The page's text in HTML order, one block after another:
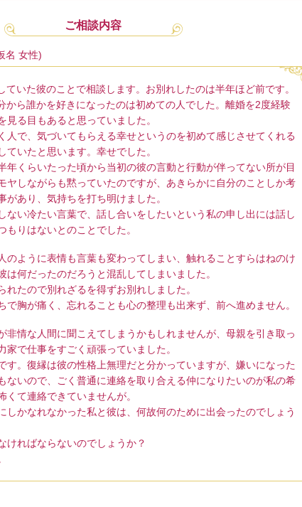
ご相談内容
名 女性)
ていた彼のことで相談します。お別れしたのは半年ほど前です。
から誰かを好きになったのは初めての人でした。離婚を2度経験
見る目もあると思っていました。
人で、気づいてもらえる幸せというのを初めて感じさせてくれる
ていたと思います。幸せでした。
年くらいたった頃から当初の彼の言動と行動が伴ってない所が目
ヤしながらも黙っていたのですが、あきらかに自分のことしか考
があり、気持ちを打ち明けました。
ない冷たい言葉で、話し合いをしたいという私の申し出には話し
りはないとのことでした。
のように表情も言葉も変わってしまい、触れることすらはねのけ
は何だったのだろうと混乱してしまいました。
れたので別れざるを得ずお別れしました。
で胸が痛く、忘れることも心の整理も出来ず、前へ進めません。
非情な人間に聞こえてしまうかもしれませんが、母親を引き取っ
家で仕事をすごく頑張っていました。
す。復縁は彼の性格上無理だと分かっていますが、嫌いになった
ないので、ごく普通に連絡を取り合える仲になりたいのが私の希
て連絡できていませんが。
しかなれなかった私と彼は、何故何のために出会ったのでしょう
ければならないのでしょうか？